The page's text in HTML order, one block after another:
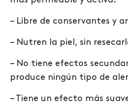
– Libre de conservantes y
– Nutren la piel, sin
– No tiene efectos
produce ningún tipo de
– Tiene un efecto más